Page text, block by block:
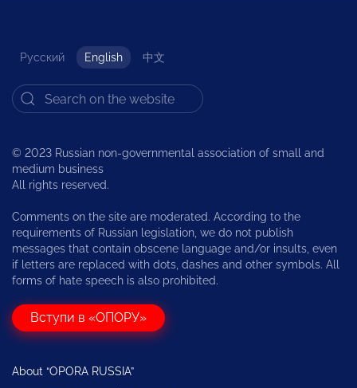
Русский English 中文
© 2023 Russian non-governmental association of small and
medium business
All rights reserved.
Comments on the site are moderated. According to the
requirements of Russian legislation, we do not publish
messages that contain obscene language and/or insults, even
if letters are replaced with dots, dashes and other symbols. All
forms of hate speech is also prohibited.
Вступи в «ОПОРУ»
About “OPORA RUSSIA”